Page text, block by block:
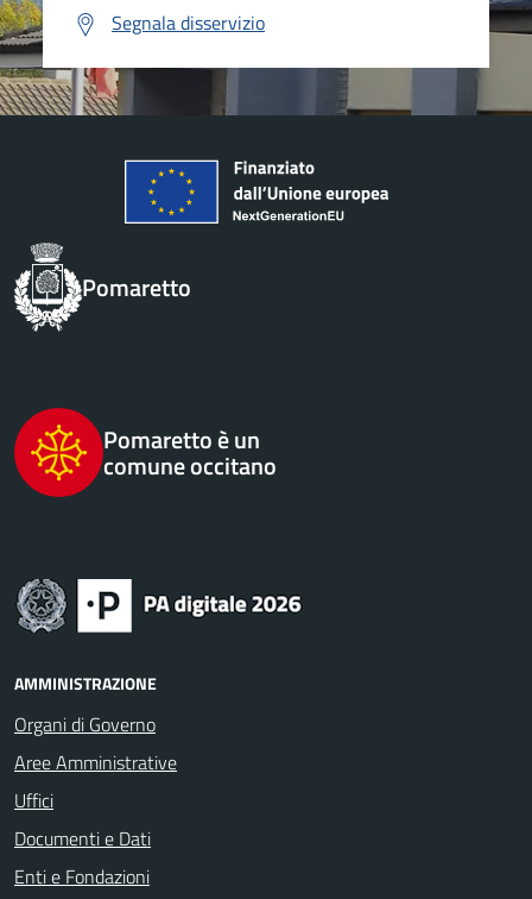
Segnala disservizio
Pomaretto
Pomaretto è un
comune occitano
AMMINISTRAZIONE
Organi di Governo
Aree Amministrative
Uffici
Documenti e Dati
Enti e Fondazioni